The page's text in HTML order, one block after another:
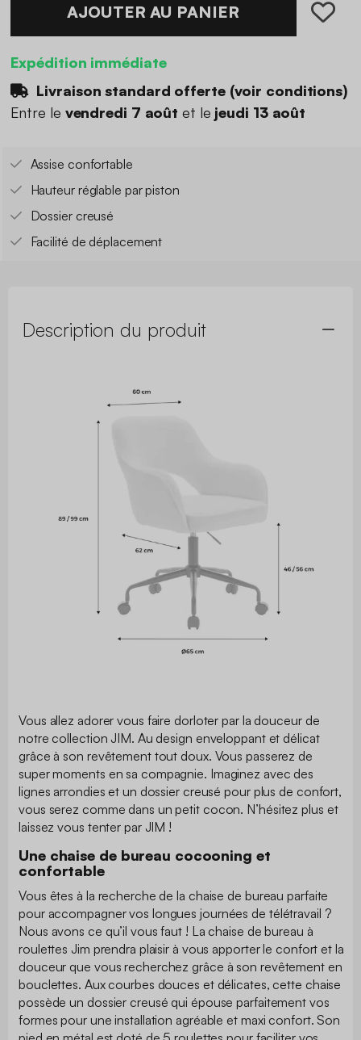
AJOUTER AU PANIER
Expédition immédiate
Livraison standard offerte (voir conditions)
Entre le vendredi 7 août et le jeudi 13 août
Assise confortable
Hauteur réglable par piston
Dossier creusé
Facilité de déplacement
Description du produit
Vous allez adorer vous faire dorloter par la douceur de
notre collection JIM. Au design enveloppant et délicat
grâce à son revêtement tout doux. Vous passerez de
super moments en sa compagnie. Imaginez avec des
lignes arrondies et un dossier creusé pour plus de confort,
vous serez comme dans un petit cocon. N’hésitez plus et
laissez vous tenter par JIM !
Une chaise de bureau cocooning et
confortable
Vous êtes à la recherche de la chaise de bureau parfaite
pour accompagner vos longues journées de télétravail ?
Nous avons ce qu’il vous faut ! La chaise de bureau à
roulettes Jim prendra plaisir à vous apporter le confort et la
douceur que vous recherchez grâce à son revêtement en
bouclettes. Aux courbes douces et délicates, cette chaise
possède un dossier creusé qui épouse parfaitement vos
formes pour une installation agréable et maxi confort. Son